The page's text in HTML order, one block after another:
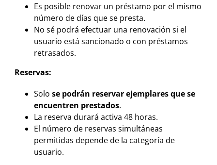
Es posible renovar un préstamo por el mismo
número de días que se presta.
No sé podrá efectuar una renovación si el
usuario está sancionado o con préstamos
retrasados.
Reservas:
Solo se podrán reservar ejemplares que se
encuentren prestados.
La reserva durará activa 48 horas.
El número de reservas simultáneas
permitidas depende de la categoría de
usuario.